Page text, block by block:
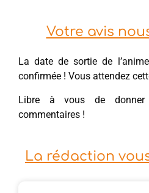
Votre avis
La date de sortie de l’anime
confirmée ! Vous attendez
Libre à vous de
commentaires !
La rédaction